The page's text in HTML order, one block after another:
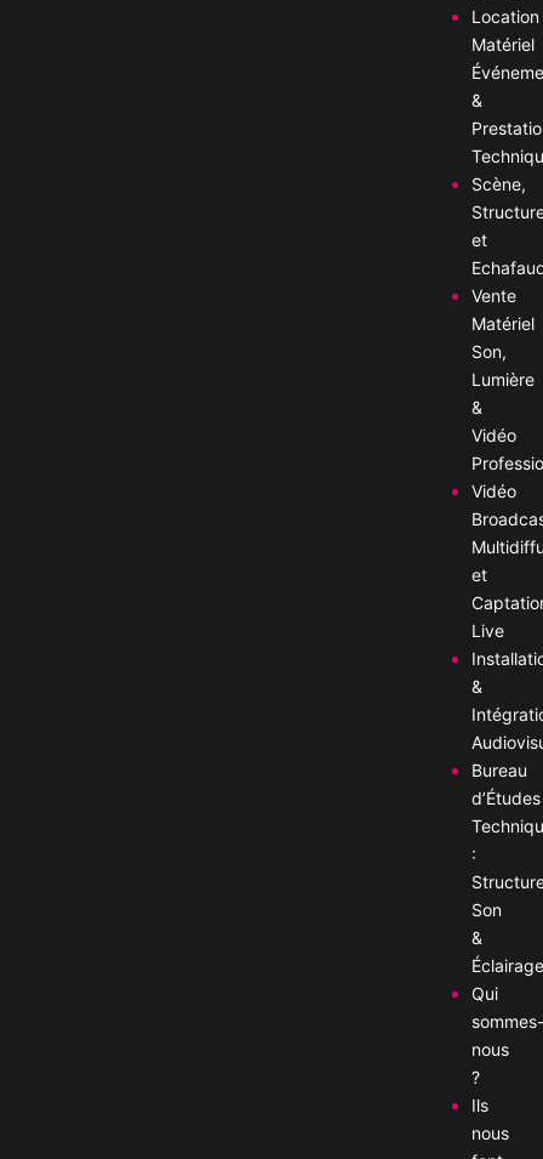
Location
Matériel
&
Scène,
et
Vente
Matériel
Son,
Lumière
&
Vidéo
Vidéo
et
Live
&
Bureau
d’Études
:
Son
&
Qui
nous
?
Ils
nous